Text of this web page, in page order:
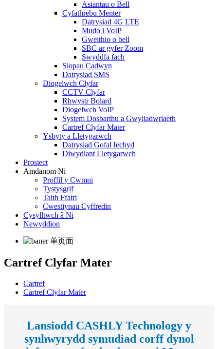
Asiantau o Bell
Cyfathrebu Menter
Datrysiad 4G LTE
Mudo i VoIP
Gweithio o bell
SBC ar gyfer Zoom
Swyddfa fach
Siopau Cadwyn
Datrysiad SMS
Diogelwch Clyfar
CCTV Clyfar
Rhwystr Bolard
Diogelwch VoIP
System Dosbarthu a Gwyliadwriaeth
Cartref Clyfar Mater
Ysbyty a Lletygarwch
Datrysiad Gofal Iechyd
Diwydiant Lletygarwch
Prosiect
Amdanom Ni
Proffil y Cwmni
Tystysgrif
Taith Ffatri
Cwestiynau Cyffredin
Cysylltwch â Ni
Newyddion
Cartref Clyfar Mater
Cartref
Cartref Clyfar Mater
Lansiodd CASHLY Technology y
synhwyrydd symudiad corff dynol